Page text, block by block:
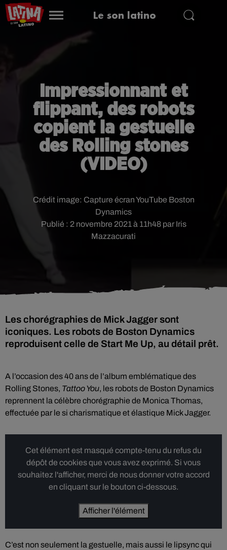
Le son latino
Impressionnant et
flippant, des robots
copient la gestuelle
des Rolling stones
(VIDEO)
Publié : 2 novembre 2021 à 11h48 par Iris
Mazzacurati
Crédit image: Capture écran YouTube Boston
Dynamics
Les chorégraphies de Mick Jagger sont
iconiques. Les robots de Boston Dynamics
reproduisent celle de Start Me Up, au détail prêt.
A l’occasion des 40 ans de l’album emblématique des
Rolling Stones, Tattoo You, les robots de Boston Dynamics
reprennent la célèbre chorégraphie de Monica Thomas,
effectuée par le si charismatique et élastique Mick Jagger.
Cet élément est masqué compte-tenu du refus du
dépôt de cookies que vous avez exprimé. Si vous
souhaitez l'afficher, merci de nous donner votre accord
en cliquant sur le bouton ci-dessous.
Afficher l'élément
C’est non seulement la gestuelle, mais aussi le lipsync qui